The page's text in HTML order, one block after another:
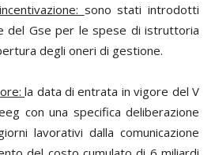
sono stati introdotti
del Gse per le spese di istruttoria
degli oneri di gestione.
la data di entrata in vigore del V
con una specifica deliberazione
lavorativi dalla comunicazione